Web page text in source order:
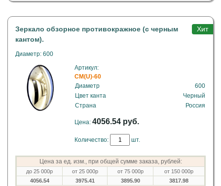
Хит
Зеркало обзорное противокражное (с черным
кантом).
Диаметр: 600
Артикул:
CM(U)-60
Диаметр
600
Цвет канта
Черный
Страна
Россия
Цена: 4056.54 руб.
Количество: шт.
Цена за ед. изм., при общей сумме заказа, рублей:
до 25 000р от 25 000р от 75 000р
от 150 000р
4056.54
3975.41 3895.90 3817.98